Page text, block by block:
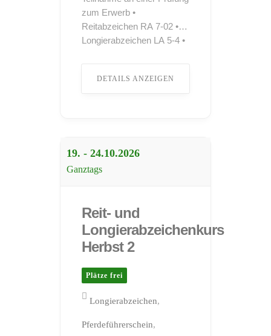
zum Erwerb •
Reitabzeichen RA 7-02 •
Longierabzeichen LA 5-4 •
Pferdeführerschein Reiten
Übernachtungsmöglichkeiten
für Teilnehmer stehen zur
Anmeldeformular ...
DETAILS ANZEIGEN
19. - 24.10.2026
Ganztags
Reit- und
Longierabzeichenkurs
Herbst 2
Plätze frei
Longierabzeichen
Pferdeführerschein